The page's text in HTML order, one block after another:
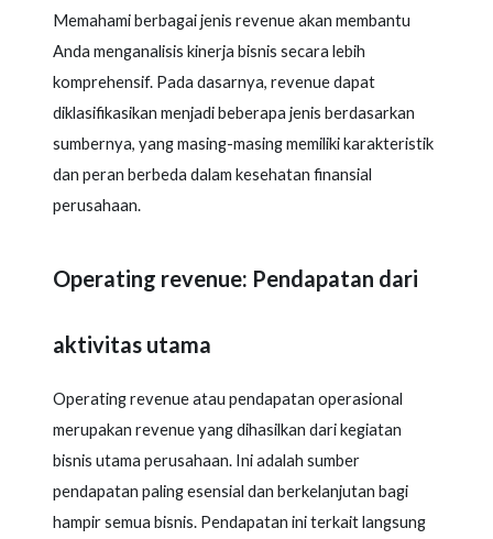
Memahami berbagai jenis revenue akan membantu
Anda menganalisis kinerja bisnis secara lebih
komprehensif. Pada dasarnya, revenue dapat
diklasifikasikan menjadi beberapa jenis berdasarkan
sumbernya, yang masing-masing memiliki karakteristik
dan peran berbeda dalam kesehatan finansial
perusahaan.
Operating revenue: Pendapatan dari
aktivitas utama
Operating revenue atau pendapatan operasional
merupakan revenue yang dihasilkan dari kegiatan
bisnis utama perusahaan. Ini adalah sumber
pendapatan paling esensial dan berkelanjutan bagi
hampir semua bisnis. Pendapatan ini terkait langsung